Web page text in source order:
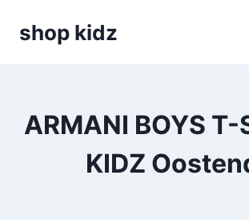
shop kidz
ARMANI BOYS T-
KIDZ